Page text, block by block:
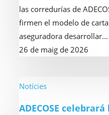
de
Condiciones
con
MetLife
las corredurías de
firmen el modelo de
aseguradora desarrollar…
26 de maig de 2026
ADECOSE
la
Notícies
ADECOSE